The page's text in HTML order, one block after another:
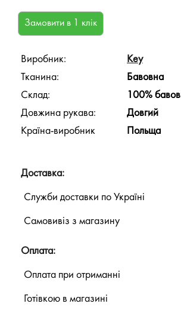
Виробник:
Key
Тканина:
Бавовна
Склад:
100%
Довжина рукава:
Довгий
Країна-виробник
Польща
Доставка:
Служби доставки по Україні
Самовивіз з магазину
Оплата:
Оплата при отриманні
Готівкою в магазині